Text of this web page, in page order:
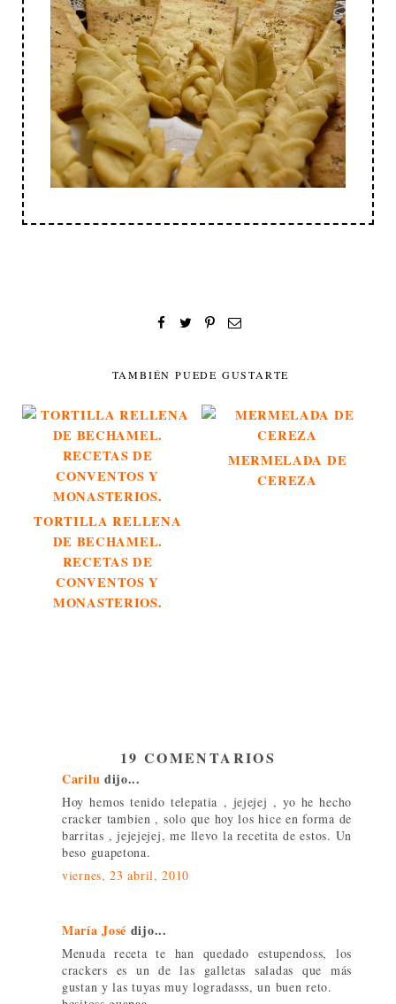
TAMBIÉN PUEDE GUSTARTE
TORTILLA RELLENA
DE BECHAMEL.
RECETAS DE
CONVENTOS Y
MONASTERIOS.
MERMELADA DE
CEREZA
19 COMENTARIOS
Carilu dijo...
Hoy hemos tenido telepatia , jejejej , yo he hecho
cracker tambien , solo que hoy los hice en forma de
barritas , jejejejej, me llevo la recetita de estos. Un
beso guapetona.
viernes, 23 abril, 2010
María José dijo...
Menuda receta te han quedado estupendoss, los
crackers es un de las galletas saladas que más
gustan y las tuyas muy logradasss, un buen reto.